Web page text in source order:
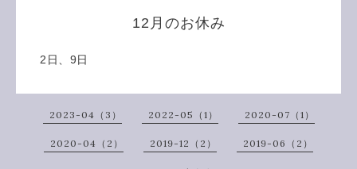
12月のお休み
2日、9日
2023-04（3） 2022-05（1） 2020-07（1）
2020-04（2） 2019-12（2） 2019-06（2）